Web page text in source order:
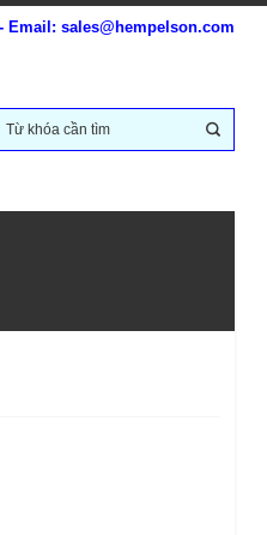
Email: sales@hempelson.com